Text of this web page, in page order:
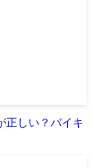
正しい？バイキ